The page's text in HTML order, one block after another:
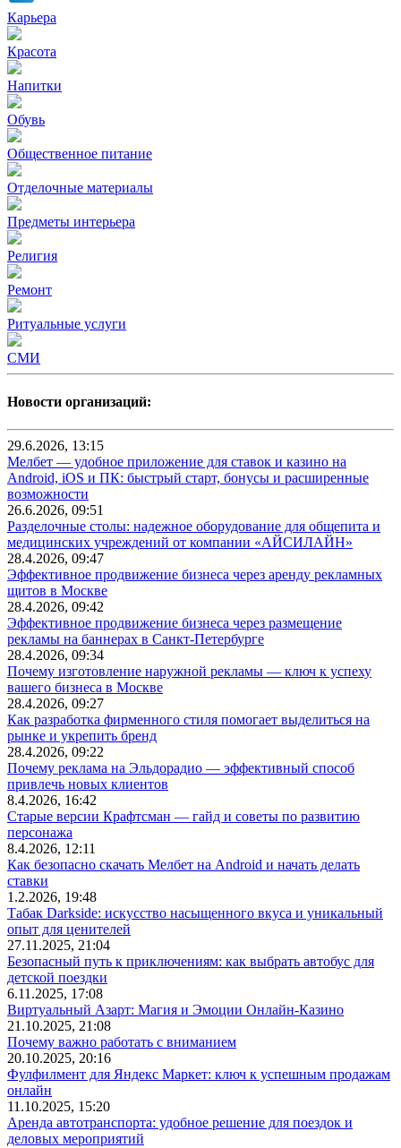
Карьера
Красота
Напитки
Обувь
Общественное питание
Отделочные материалы
Предметы интерьера
Религия
Ремонт
Ритуальные услуги
СМИ
Новости организаций:
29.6.2026, 13:15
Мелбет — удобное приложение для ставок и казино на
Android, iOS и ПК: быстрый старт, бонусы и расширенные
возможности
26.6.2026, 09:51
Разделочные столы: надежное оборудование для общепита и
медицинских учреждений от компании «АЙСИЛАЙН»
28.4.2026, 09:47
Эффективное продвижение бизнеса через аренду рекламных
щитов в Москве
28.4.2026, 09:42
Эффективное продвижение бизнеса через размещение
рекламы на баннерах в Санкт-Петербурге
28.4.2026, 09:34
Почему изготовление наружной рекламы — ключ к успеху
вашего бизнеса в Москве
28.4.2026, 09:27
Как разработка фирменного стиля помогает выделиться на
рынке и укрепить бренд
28.4.2026, 09:22
Почему реклама на Эльдорадио — эффективный способ
привлечь новых клиентов
8.4.2026, 16:42
Старые версии Крафтсман — гайд и советы по развитию
персонажа
8.4.2026, 12:11
Как безопасно скачать Мелбет на Android и начать делать
ставки
1.2.2026, 19:48
Табак Darkside: искусство насыщенного вкуса и уникальный
опыт для ценителей
27.11.2025, 21:04
Безопасный путь к приключениям: как выбрать автобус для
детской поездки
6.11.2025, 17:08
Виртуальный Азарт: Магия и Эмоции Онлайн-Казино
21.10.2025, 21:08
Почему важно работать с вниманием
20.10.2025, 20:16
Фулфилмент для Яндекс Маркет: ключ к успешным продажам
онлайн
11.10.2025, 15:20
Аренда автотранспорта: удобное решение для поездок и
деловых мероприятий